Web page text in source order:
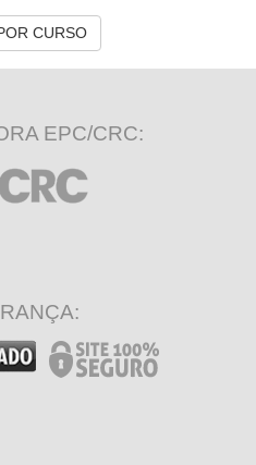
CURSO
EPC/CRC: